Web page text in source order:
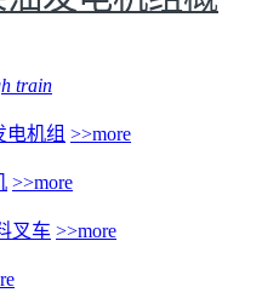
train
电机组 >>more
>>more
叉车 >>more